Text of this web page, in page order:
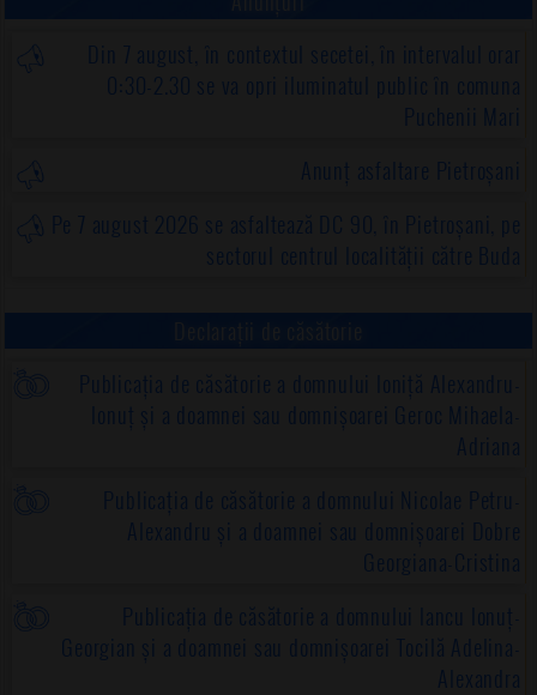
Din 7 august, în contextul secetei, în intervalul orar
0:30-2.30 se va opri iluminatul public în comuna
Puchenii Mari
Anunț asfaltare Pietroșani
Pe 7 august 2026 se asfaltează DC 90, în Pietroșani, pe
sectorul centrul localității către Buda
Publicația de căsătorie a domnului Ioniță Alexandru-
Ionuț și a doamnei sau domnișoarei Geroc Mihaela-
Adriana
Publicația de căsătorie a domnului Nicolae Petru-
Alexandru și a doamnei sau domnișoarei Dobre
Georgiana-Cristina
Publicația de căsătorie a domnului Iancu Ionuț-
Georgian și a doamnei sau domnișoarei Tocilă Adelina-
Alexandra